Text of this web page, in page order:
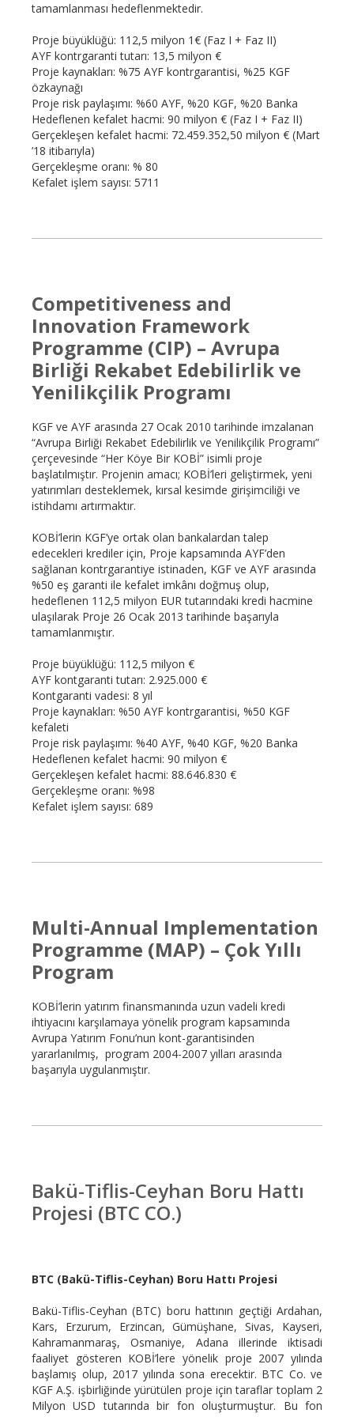
tamamlanması hedeflenmektedir.
Proje büyüklüğü: 112,5 milyon 1€ (Faz I + Faz II)
AYF kontrgaranti tutarı: 13,5 milyon €
Proje kaynakları: %75 AYF kontrgarantisi, %25 KGF
özkaynağı
Proje risk paylaşımı: %60 AYF, %20 KGF, %20 Banka
Hedeflenen kefalet hacmi: 90 milyon € (Faz I + Faz II)
Gerçekleşen kefalet hacmi: 72.459.352,50 milyon € (Mart
’18 itibarıyla)
Gerçekleşme oranı: % 80
Kefalet işlem sayısı: 5711
Competitiveness and
Innovation Framework
Programme (CIP) – Avrupa
Birliği Rekabet Edebilirlik ve
Yenilikçilik Programı
KGF ve AYF arasında 27 Ocak 2010 tarihinde imzalanan
“Avrupa Birliği Rekabet Edebilirlik ve Yenilikçilik Programı”
çerçevesinde “Her Köye Bir KOBİ” isimli proje
başlatılmıştır. Projenin amacı; KOBİ’leri geliştirmek, yeni
yatırımları desteklemek, kırsal kesimde girişimciliği ve
istihdamı artırmaktır.
KOBİ’lerin KGF’ye ortak olan bankalardan talep
edecekleri krediler için, Proje kapsamında AYF’den
sağlanan kontrgarantiye istinaden, KGF ve AYF arasında
%50 eş garanti ile kefalet imkânı doğmuş olup,
hedeflenen 112,5 milyon EUR tutarındaki kredi hacmine
ulaşılarak Proje 26 Ocak 2013 tarihinde başarıyla
tamamlanmıştır.
Proje büyüklüğü: 112,5 milyon €
AYF kontgaranti tutarı: 2.925.000 €
Kontgaranti vadesi: 8 yıl
Proje kaynakları: %50 AYF kontrgarantisi, %50 KGF
kefaleti
Proje risk paylaşımı: %40 AYF, %40 KGF, %20 Banka
Hedeflenen kefalet hacmi: 90 milyon €
Gerçekleşen kefalet hacmi: 88.646.830 €
Gerçekleşme oranı: %98
Kefalet işlem sayısı: 689
Multi-Annual Implementation
Programme (MAP) – Çok Yıllı
Program
KOBİ’lerin yatırım finansmanında uzun vadeli kredi
ihtiyacını karşılamaya yönelik program kapsamında
Avrupa Yatırım Fonu’nun kont-garantisinden
yararlanılmış, program 2004-2007 yılları arasında
başarıyla uygulanmıştır.
Bakü-Tiflis-Ceyhan Boru Hattı
Projesi (BTC CO.)
BTC (Bakü-Tiflis-Ceyhan) Boru Hattı Projesi
Bakü-Tiflis-Ceyhan (BTC) boru hattının geçtiği Ardahan,
Kars, Erzurum, Erzincan, Gümüşhane, Sivas, Kayseri,
Kahramanmaraş, Osmaniye, Adana illerinde iktisadi
faaliyet gösteren KOBİ’lere yönelik proje 2007 yılında
başlamış olup, 2017 yılında sona erecektir. BTC Co. ve
KGF A.Ş. işbirliğinde yürütülen proje için taraflar toplam 2
Milyon USD tutarında bir fon oluşturmuştur. Bu fon